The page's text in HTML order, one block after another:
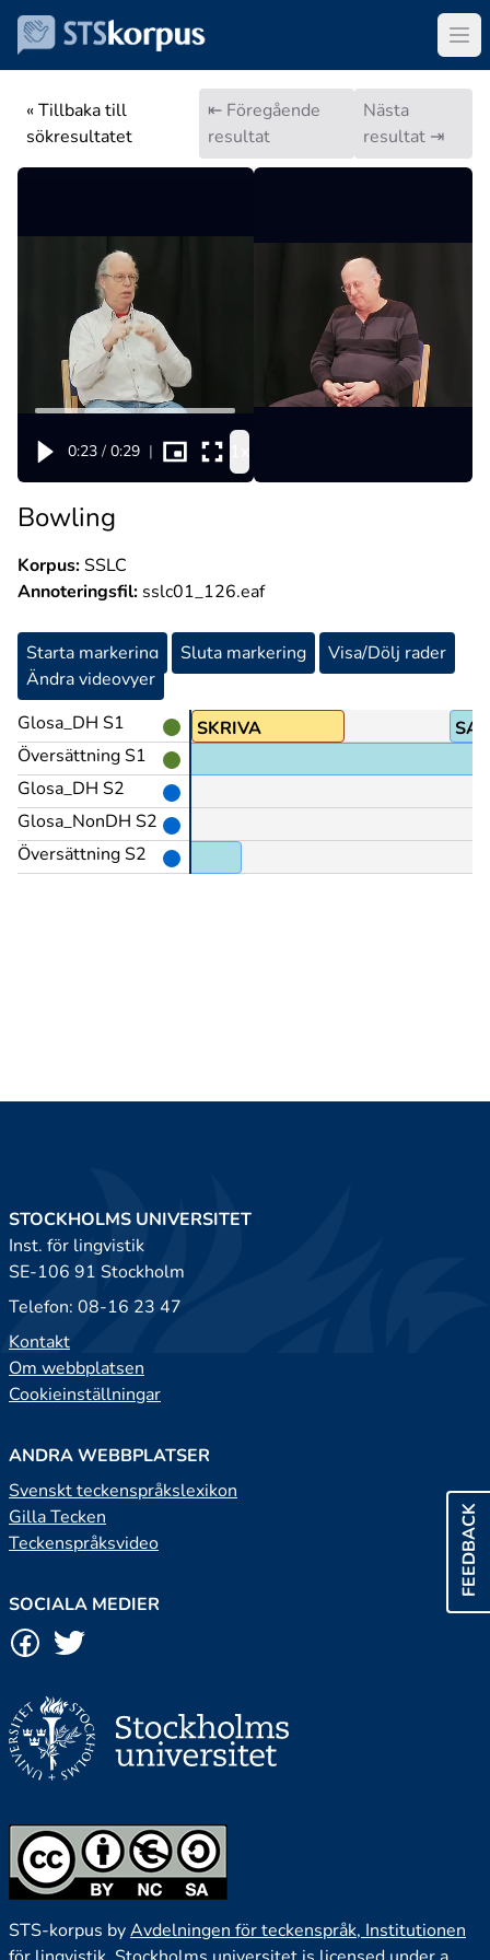
« Tillbaka till
sökresultatet
⇤ Föregående
resultat
Nästa
resultat ⇥
0:23 / 0:29 |
Bowling
Korpus:SSLC
Annoteringsfil: sslc01_126.eaf
Starta markering Sluta markering
Visa/Dölj rader
Ändra videovyer
Glosa_DH S1
Översättning S1
Glosa_DH S2
Glosa_NonDH S2
Översättning S2
SKRIVA
FEEDBACK
STOCKHOLMS UNIVERSITET
Inst. för lingvistik
SE-106 91 Stockholm
Telefon: 08-16 23 47
Kontakt
Om webbplatsen
Cookieinställningar
ANDRA WEBBPLATSER
Svenskt teckenspråkslexikon
Gilla Tecken
Teckenspråksvideo
SOCIALA MEDIER
STS-korpus byAvdelningen för teckenspråk, Institutionen